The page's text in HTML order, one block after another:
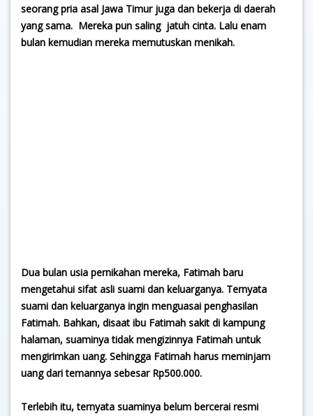
seorang pria asal Jawa Timur juga dan bekerja di daerah
yang sama. Mereka pun saling jatuh cinta. Lalu enam
bulan kemudian mereka memutuskan menikah.
Dua bulan usia pernikahan mereka, Fatimah baru
mengetahui sifat asli suami dan keluarganya. Ternyata
suami dan keluarganya ingin menguasai penghasilan
Fatimah. Bahkan, disaat ibu Fatimah sakit di kampung
halaman, suaminya tidak mengizinnya Fatimah untuk
mengirimkan uang. Sehingga Fatimah harus meminjam
uang dari temannya sebesar Rp500.000.
Terlebih itu, ternyata suaminya belum bercerai resmi